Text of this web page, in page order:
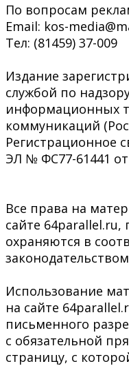
По вопросам
Email: kos-
Тел: (81459) 37-009
Издание
службой по
информационных
коммуникаций
Регистрационное
ЭЛ № ФС77-61441 от
Все права на
сайте
охраняются в
Использование
на сайте
письменного
с обязательной
страницу, с